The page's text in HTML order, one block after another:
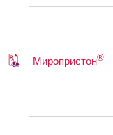
Миропристон®